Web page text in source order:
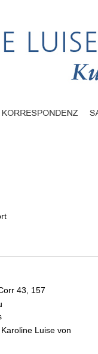
43, 157
Luise von